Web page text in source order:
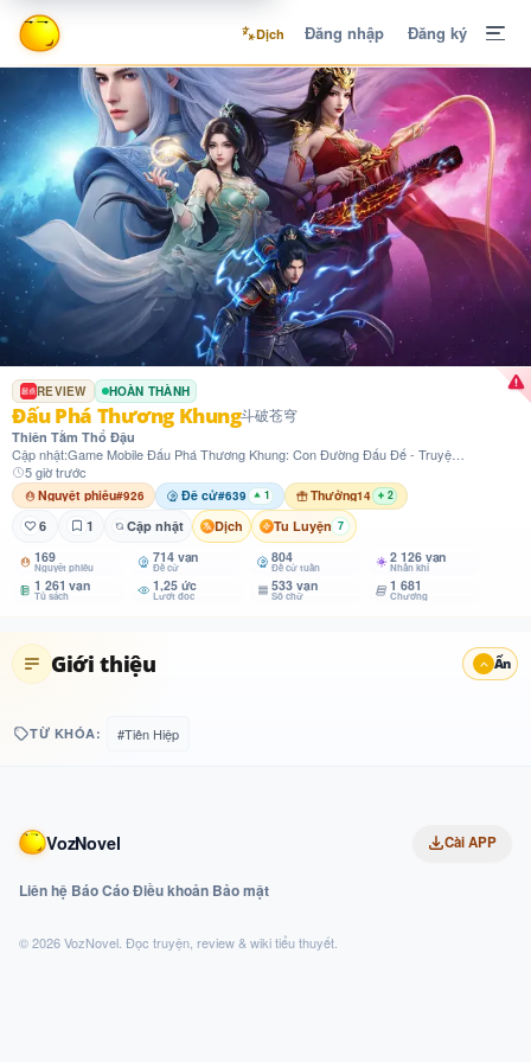
Dịch Đăng nhập Đăng ký
REVIEW HOÀN THÀNH
Đấu Phá Thương Khung斗破苍穹
Thiên Tằm Thổ Đậu
Cập nhật:
5 giờ trước
Nguyệt phiếu#926 Đề cử#639 1 Thưởng14 2
6 1 Cập nhật Dịch Tu Luyện 7
169
Nguyệt phiếu
714 vạn
Đề cử
804
Đề cử tuần
2 126 vạn
Nhân khí
1 261 vạn
Tủ sách
1,25 ức
Lượt đọc
533 vạn
Số chữ
1 681
Chương
Giới thiệu Ẩn
TỪ KHÓA: #Tiên Hiệp
VozNovel Cài APP
Liên hệ·Báo Cáo·Điều khoản·Bảo mật
© 2026 VozNovel. Đọc truyện, review & wiki tiểu thuyết.